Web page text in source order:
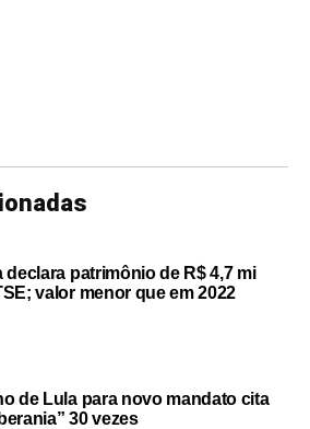
declara patrimônio de R$ 4,7 mi
valor menor que em 2022
de Lula para novo mandato cita
30 vezes